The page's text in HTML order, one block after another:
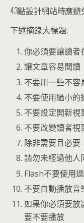
43點設計網站時應避
下述摘錄大標題:
你必須要讓讀
讓文章容易閱讀
不要用一些不容
不要使用過小的
不要設定開新視
不要改變讀者視
除非需要且必要
請勿未經過他人
Flash不要使用
不要自動播放音
如果你必須要放
要不要播放